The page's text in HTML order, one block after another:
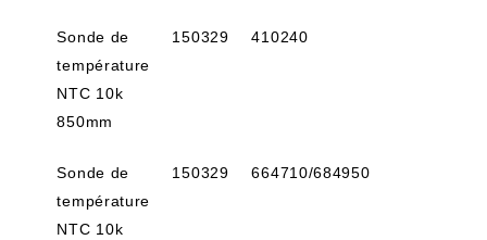
Sonde de
température
NTC 10k
850mm
150329 410240
Sonde de
température
NTC 10k
150329 664710/684950